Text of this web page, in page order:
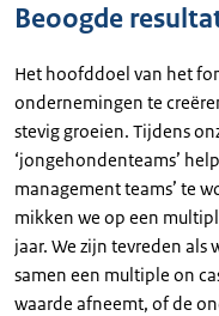
Beoogde
Het hoofddoel van het
ondernemingen te
stevig groeien. Tijdens
‘jongehondenteams’
management teams’ te
mikken we op een
jaar. We zijn tevreden als
samen een multiple on
waarde afneemt, of de